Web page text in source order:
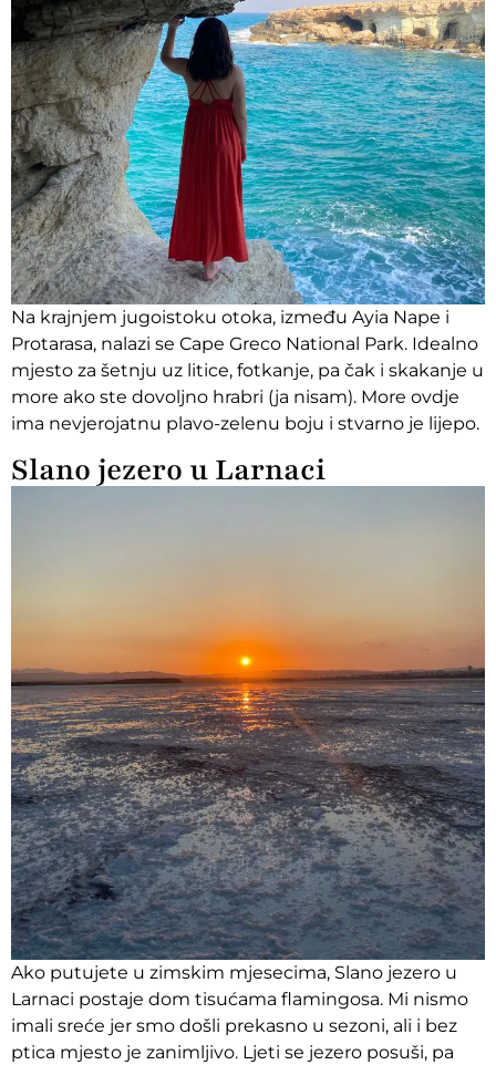
Na krajnjem jugoistoku otoka, između Ayia Nape i
Protarasa, nalazi se Cape Greco National Park. Idealno
mjesto za šetnju uz litice, fotkanje, pa čak i skakanje u
more ako ste dovoljno hrabri (ja nisam). More ovdje
ima nevjerojatnu plavo-zelenu boju i stvarno je lijepo.
Slano jezero u Larnaci
Ako putujete u zimskim mjesecima, Slano jezero u
Larnaci postaje dom tisućama flamingosa. Mi nismo
imali sreće jer smo došli prekasno u sezoni, ali i bez
ptica mjesto je zanimljivo. Ljeti se jezero posuši, pa